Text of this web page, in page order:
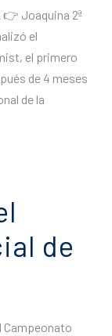
👉 Joaquina 2ª
el
el primero
de 4 meses
de la
de
Campeonato